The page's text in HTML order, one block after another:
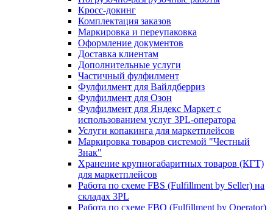
Кросс-докинг
Комплектация заказов
Маркировка и переупаковка
Оформление документов
Доставка клиентам
Дополнительные услуги
Частичный фулфилмент
Фулфилмент для Вайлдберриз
Фулфилмент для Озон
Фулфилмент для Яндекс Маркет с
использованием услуг 3PL-оператора
Услуги копакинга для маркетплейсов
Маркировка товаров системой "Честный
Знак"
Хранение крупногабаритных товаров (КГТ)
для маркетплейсов
Работа по схеме FBS (Fulfillment by Seller) на
складах 3PL
Работа по схеме FBO (Fulfillment by Operator)